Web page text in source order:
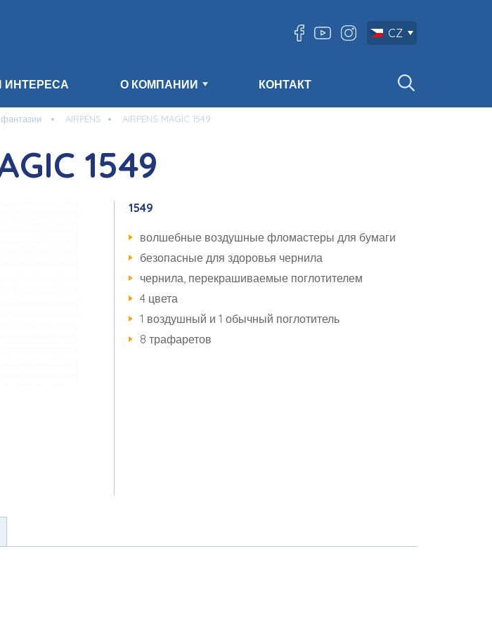
CZ
ИНТЕРЕСА О КОМПАНИИ КОНТАКТ
AIRPENS AIRPENS MAGIC 1549
1549
1549
волшебные воздушные фломастеры для бумаги
безопасные для здоровья чернила
чернила, перекрашиваемые поглотителем
4 цвета
1 воздушный и 1 обычный поглотитель
8 трафаретов